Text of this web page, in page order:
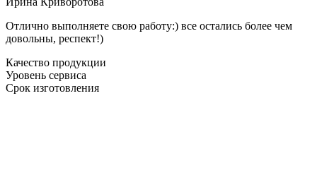
Отлично выполняете свою работу:) все остались более чем
довольны, респект!)
Качество продукции
Уровень сервиса
Срок изготовления